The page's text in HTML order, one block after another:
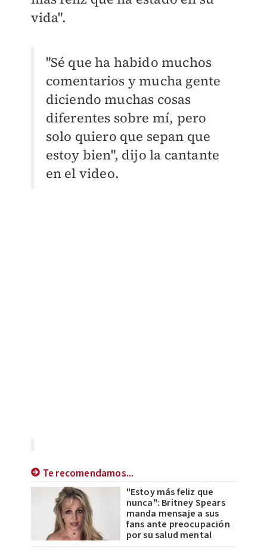
vida".
"Sé que ha habido muchos
comentarios y mucha gente
diciendo muchas cosas
diferentes sobre mí, pero
solo quiero que sepan que
estoy bien", dijo la cantante
en el video.
Te recomendamos...
"Estoy más feliz que
nunca": Britney Spears
manda mensaje a sus
fans ante preocupación
por su salud mental